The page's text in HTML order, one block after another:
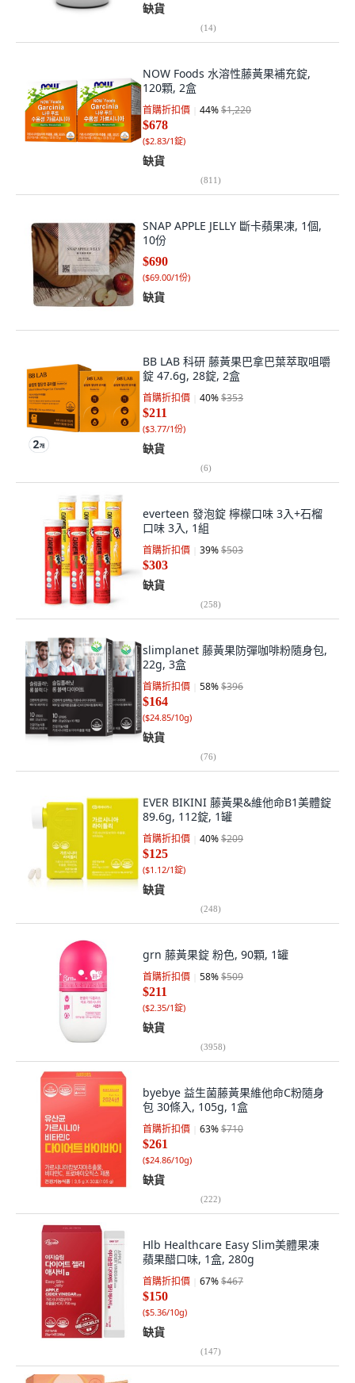
缺貨
(14)
NOW Foods 水溶性藤黃果補充錠,
120顆, 2盒
首購折扣價 44%$1,220
$678
($2.83/1錠)
缺貨
(811)
SNAP APPLE JELLY 斷卡蘋果凍, 1個,
10份
$690
($69.00/1份)
缺貨
BB LAB 科研 藤黃果巴拿巴葉萃取咀嚼
錠 47.6g, 28錠, 2盒
首購折扣價 40%$353
$211
($3.77/1份)
缺貨
(6)
everteen 發泡錠 檸檬口味 3入+石榴
口味 3入, 1組
首購折扣價 39%$503
$303
缺貨
(258)
slimplanet 藤黃果防彈咖啡粉隨身包,
22g, 3盒
首購折扣價 58%$396
$164
($24.85/10g)
缺貨
(76)
EVER BIKINI 藤黃果&維他命B1美體錠
89.6g, 112錠, 1罐
首購折扣價 40%$209
$125
($1.12/1錠)
缺貨
(248)
grn 藤黃果錠 粉色, 90顆, 1罐
首購折扣價 58%$509
$211
($2.35/1錠)
缺貨
(3958)
byebye 益生菌藤黃果維他命C粉隨身
包 30條入, 105g, 1盒
首購折扣價 63%$710
$261
($24.86/10g)
缺貨
(222)
Hlb Healthcare Easy Slim美體果凍
蘋果醋口味, 1盒, 280g
首購折扣價 67%$467
$150
($5.36/10g)
缺貨
(147)